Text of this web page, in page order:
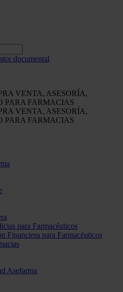
documental
VENTA, ASESORÍA,
PARA FARMACIAS
VENTA, ASESORÍA,
PARA FARMACIAS
para Farmacéuticos
Financiera para Farmacéuticos
Asefarma